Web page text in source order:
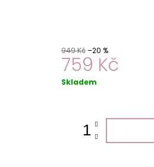
949 Kč–20 %
759 Kč
Měrná
Skladem